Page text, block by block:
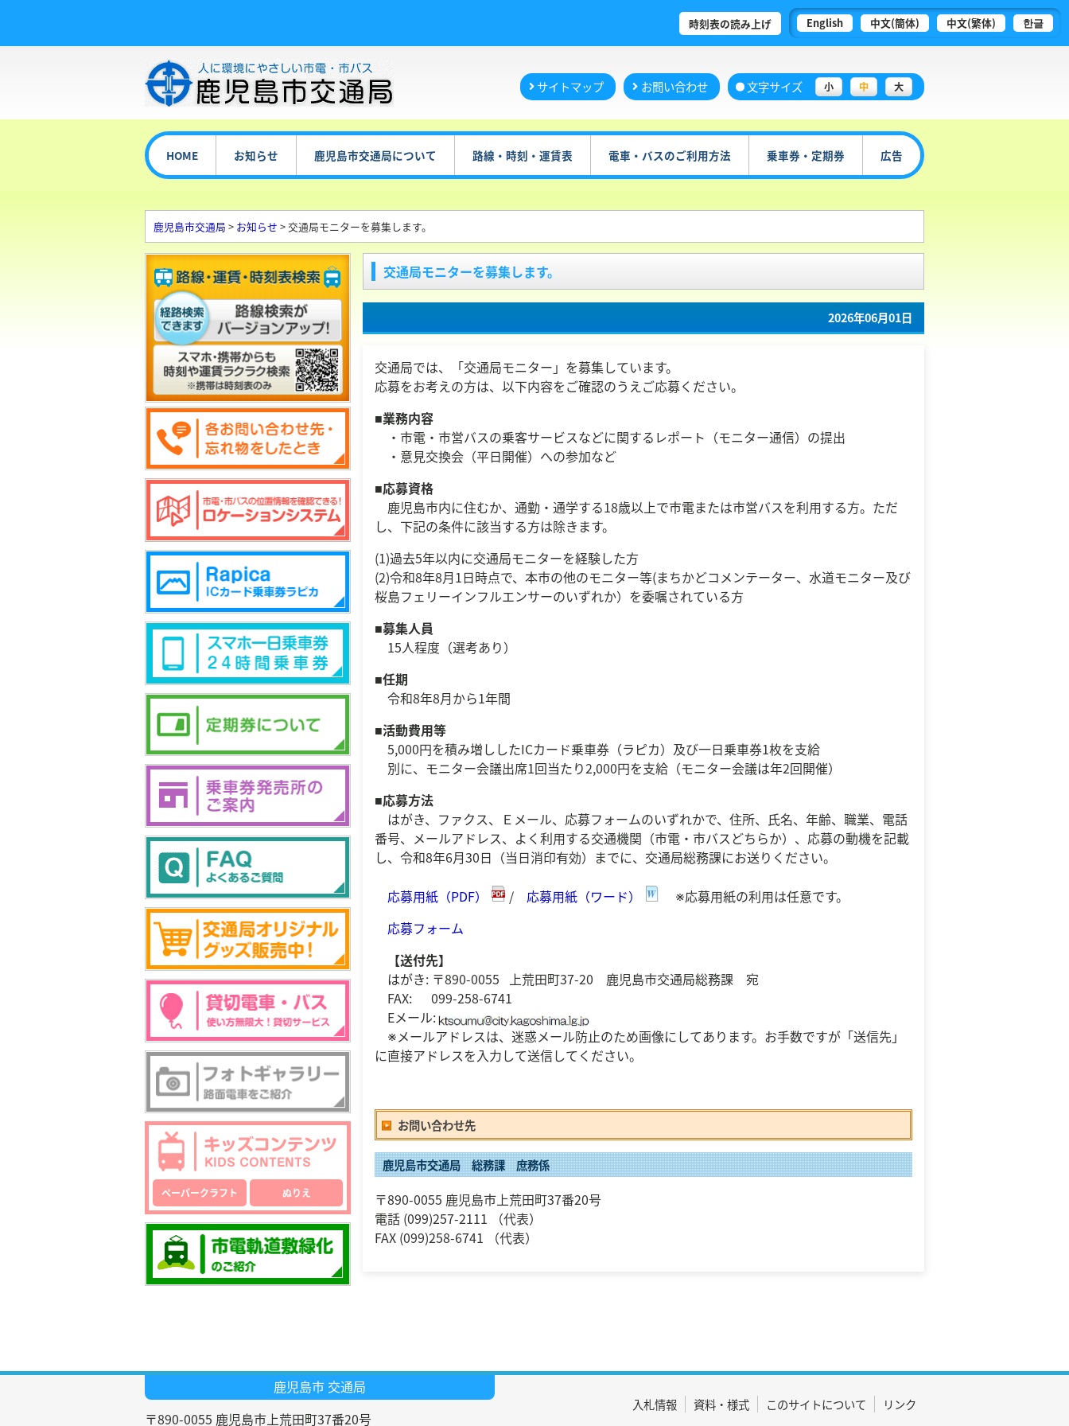
時刻表の読み上げ English 中文(簡体) 中文(繁体) 한글
サイトマップ お問い合わせ 文字サイズ 小 中 大
HOME お知らせ 鹿児島市交通局について 路線・時刻・運賃表 電車・バスのご利用方法 乗車券・定期券 広告
鹿児島市交通局 > お知らせ > 交通局モニターを募集します。
交通局モニターを募集します。
2026年06月01日
交通局では、「交通局モニター」を募集しています。
応募をお考えの方は、以下内容をご確認のうえご応募ください。
■業務内容
・市電・市営バスの乗客サービスなどに関するレポート（モニター通信）の提出
・意見交換会（平日開催）への参加など
■応募資格
鹿児島市内に住むか、通勤・通学する18歳以上で市電または市営バスを利用する方。ただ
し、下記の条件に該当する方は除きます。
(1)過去5年以内に交通局モニターを経験した方
(2)令和8年8月1日時点で、本市の他のモニター等(まちかどコメンテーター、水道モニター及び
桜島フェリーインフルエンサーのいずれか）を委嘱されている方
■募集人員
15人程度（選考あり）
■任期
令和8年8月から1年間
■活動費用等
5,000円を積み増ししたICカード乗車券（ラピカ）及び一日乗車券1枚を支給
別に、モニター会議出席1回当たり2,000円を支給（モニター会議は年2回開催）
■応募方法
はがき、ファクス、Ｅメール、応募フォームのいずれかで、住所、氏名、年齢、職業、電話
番号、メールアドレス、よく利用する交通機関（市電・市バスどちらか）、応募の動機を記載
し、令和8年6月30日（当日消印有効）までに、交通局総務課にお送りください。
応募用紙（PDF） / 応募用紙（ワード）
※応募用紙の利用は任意です。
応募フォーム
【送付先】
はがき: 〒890-0055 上荒田町37-20 鹿児島市交通局総務課 宛
FAX: 099-258-6741
Eメール:
※メールアドレスは、迷惑メール防止のため画像にしてあります。お手数ですが「送信先」
に直接アドレスを入力して送信してください。
お問い合わせ先
鹿児島市交通局 総務課 庶務係
〒890-0055 鹿児島市上荒田町37番20号
電話 (099)257-2111 （代表）
FAX (099)258-6741 （代表）
ペーパークラフト ぬりえ
鹿児島市 交通局
〒890-0055 鹿児島市上荒田町37番20号
入札情報 資料・様式 このサイトについて リンク